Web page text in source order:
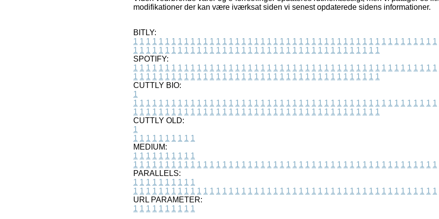
modifikationer der kan være iværksat siden vi senest opdaterede sidens informationer.
BITLY:
1 1 1 1 1 1 1 1 1 1 1 1 1 1 1 1 1 1 1 1 1 1 1 1 1 1 1 1 1 1 1 1 1 1 1 1 1 1 1 1 1 1 1 1 1 1 1 1
1 1 1 1 1 1 1 1 1 1 1 1 1 1 1 1 1 1 1 1 1 1 1 1 1 1 1 1 1 1 1 1 1 1 1 1 1 1 1
SPOTIFY:
1 1 1 1 1 1 1 1 1 1 1 1 1 1 1 1 1 1 1 1 1 1 1 1 1 1 1 1 1 1 1 1 1 1 1 1 1 1 1 1 1 1 1 1 1 1 1 1
1 1 1 1 1 1 1 1 1 1 1 1 1 1 1 1 1 1 1 1 1 1 1 1 1 1 1 1 1 1 1 1 1 1 1 1 1 1 1
CUTTLY BIO:
1
1 1 1 1 1 1 1 1 1 1 1 1 1 1 1 1 1 1 1 1 1 1 1 1 1 1 1 1 1 1 1 1 1 1 1 1 1 1 1 1 1 1 1 1 1 1 1 1
1 1 1 1 1 1 1 1 1 1 1 1 1 1 1 1 1 1 1 1 1 1 1 1 1 1 1 1 1 1 1 1 1 1 1 1 1 1 1
CUTTLY OLD:
1
1 1 1 1 1 1 1 1 1 1
MEDIUM:
1 1 1 1 1 1 1 1 1 1
1 1 1 1 1 1 1 1 1 1 1 1 1 1 1 1 1 1 1 1 1 1 1 1 1 1 1 1 1 1 1 1 1 1 1 1 1 1 1 1 1 1 1 1 1 1 1 1
PARALLELS:
1 1 1 1 1 1 1 1 1 1
1 1 1 1 1 1 1 1 1 1 1 1 1 1 1 1 1 1 1 1 1 1 1 1 1 1 1 1 1 1 1 1 1 1 1 1 1 1 1 1 1 1 1 1 1 1 1 1
URL PARAMETER:
1 1 1 1 1 1 1 1 1 1